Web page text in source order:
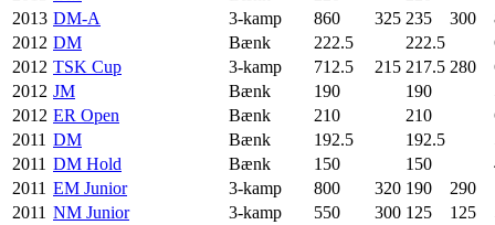
2013 DM-A 3-kamp 860 325 235 300
2012 DM Bænk 222.5 222.5
2012 TSK Cup 3-kamp 712.5 215 217.5 280
2012 JM Bænk 190 190
2012 ER Open Bænk 210 210
2011 DM Bænk 192.5 192.5
2011 DM Hold Bænk 150 150
2011 EM Junior 3-kamp 800 320 190 290
2011 NM Junior 3-kamp 550 300 125 125